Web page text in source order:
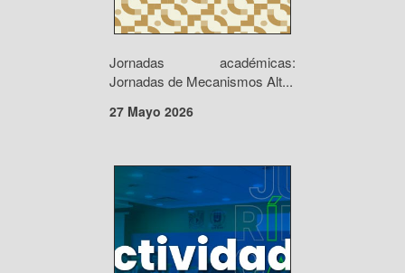
Jornadas académicas:
Jornadas de Mecanismos Alt...
27 Mayo 2026